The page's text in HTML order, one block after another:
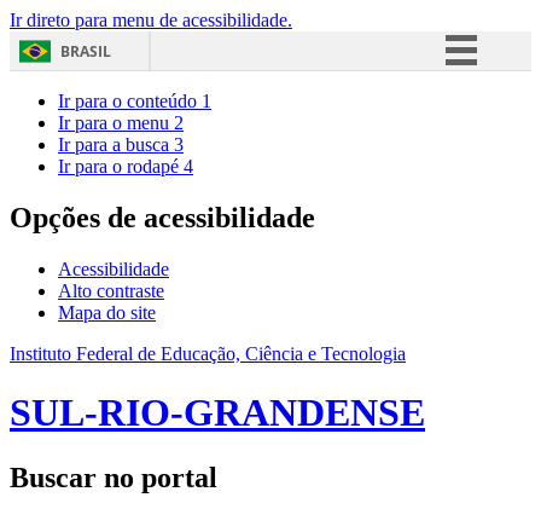
Ir direto para menu de acessibilidade.
BRASIL
Acesso à informação
Ir para o conteúdo 1
Ir para o menu 2
Ir para a busca 3
Ir para o rodapé 4
Opções de acessibilidade
Acessibilidade
Alto contraste
Mapa do site
Instituto Federal de Educação, Ciência e Tecnologia
SUL-RIO-GRANDENSE
Buscar no portal